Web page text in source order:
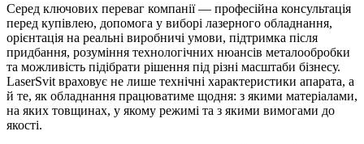
Серед ключових переваг компанії — професійна консультація
перед купівлею, допомога у виборі лазерного обладнання,
орієнтація на реальні виробничі умови, підтримка після
придбання, розуміння технологічних нюансів металообробки
та можливість підібрати рішення під різні масштаби бізнесу.
LaserSvit враховує не лише технічні характеристики апарата, а
й те, як обладнання працюватиме щодня: з якими матеріалами,
на яких товщинах, у якому режимі та з якими вимогами до
якості.